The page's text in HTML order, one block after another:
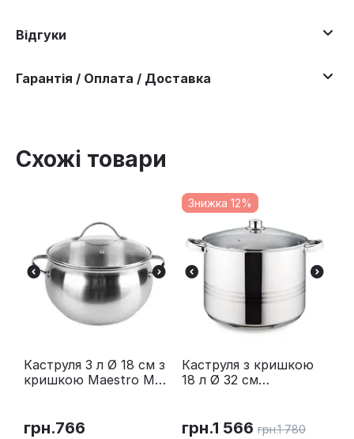
Відгуки
Гарантія / Оплата / Доставка
Схожі товари
Каструля 3 л Ø 18 см з
кришкою Maestro MR-
грн.766
Знижка 12%
Каструля з кришкою
18 л Ø 32 см
грн.1 566 грн.1 780